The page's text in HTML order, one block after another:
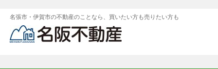
名張市・伊賀市の不動産のことなら、買いたい方も売りたい方も